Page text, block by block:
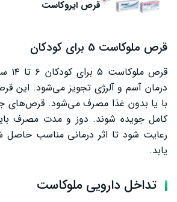
قرص ایروکاست
قرص ملوکاست 5 برای کودکان
درمان آسم و آلرژی تجویز می‌شود. این
با یا بدون غذا مصرف می‌شود. قرص‌های
کامل جویده شوند. دوز و مدت مصرف
رعایت شود تا اثر درمانی مناسب
یابد.
تداخل دارویی ملوکاست